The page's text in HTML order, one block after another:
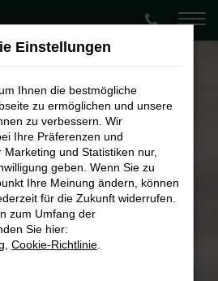
Einstellungen
Ihnen die bestmögliche
zu ermöglichen und unsere
zu verbessern. Wir
Ihre Präferenzen und
und Statistiken nur,
geben. Wenn Sie zu
Ihre Meinung ändern, können
für die Zukunft widerrufen.
zum Umfang der
Sie hier:
Cookie-Richtlinie